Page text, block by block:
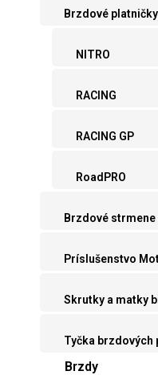
Brzdové
NITRO
RACING
RACING GP
RoadPRO
Brzdové strmene
Príslušenstvo
Skrutky a matky
Tyčka
Brzdy